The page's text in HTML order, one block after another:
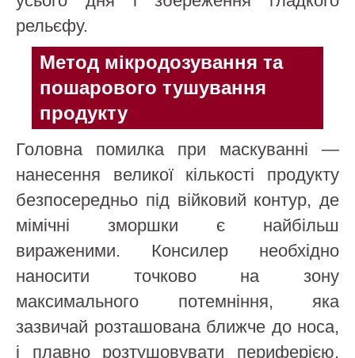
рельєфу.
Метод мікродозування та
пошарового тушування
продукту
Головна помилка при маскуванні —
нанесення великої кількості продукту
безпосередньо під війковий контур, де
мімічні зморшки є найбільш
вираженими. Консилер необхідно
наносити точково на зону
максимального потемніння, яка
зазвичай розташована ближче до носа,
і плавно розтушовувати периферією.